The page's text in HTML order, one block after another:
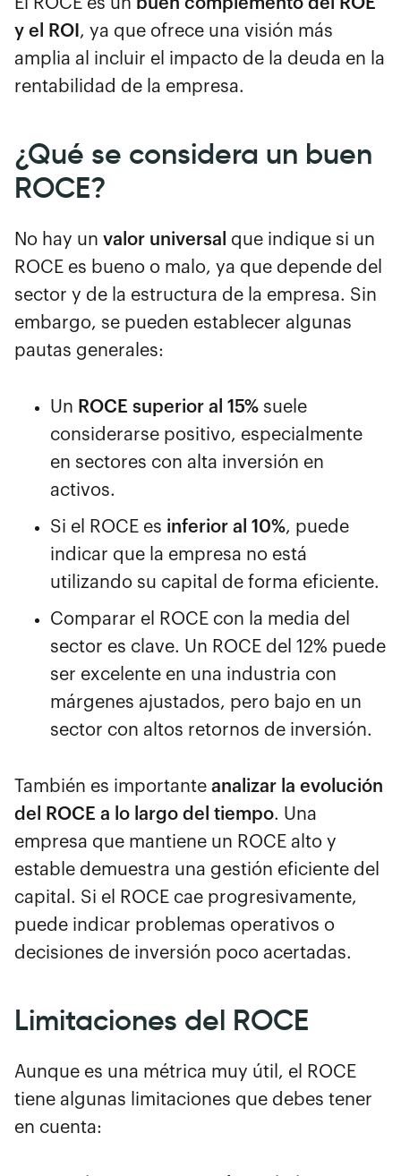
y el ROI , ya que ofrece una visión más
amplia al incluir el impacto de la deuda en la
rentabilidad de la empresa.
¿Qué se considera un buen
ROCE?
No hay un valor universal que indique si un
ROCE es bueno o malo, ya que depende del
sector y de la estructura de la empresa. Sin
embargo, se pueden establecer algunas
pautas generales:
Un ROCE superior al 15% suele
considerarse positivo, especialmente
en sectores con alta inversión en
activos.
Si el ROCE es inferior al 10%, puede
indicar que la empresa no está
utilizando su capital de forma eficiente.
Comparar el ROCE con la media del
sector es clave. Un ROCE del 12% puede
ser excelente en una industria con
márgenes ajustados, pero bajo en un
sector con altos retornos de inversión.
También es importante analizar la evolución
del ROCE a lo largo del tiempo. Una
empresa que mantiene un ROCE alto y
estable demuestra una gestión eficiente del
capital. Si el ROCE cae progresivamente,
puede indicar problemas operativos o
decisiones de inversión poco acertadas.
Limitaciones del ROCE
Aunque es una métrica muy útil, el ROCE
tiene algunas limitaciones que debes tener
en cuenta: